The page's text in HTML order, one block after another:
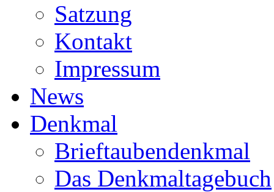
Satzung
Kontakt
Impressum
News
Denkmal
Brieftaubendenkmal
Das Denkmaltagebuch